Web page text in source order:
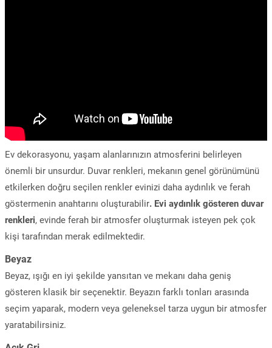
Ev dekorasyonu, yaşam alanlarınızın atmosferini belirleyen
önemli bir unsurdur. Duvar renkleri, mekanın genel görünümünü
etkilerken doğru seçilen renkler evinizi daha aydınlık ve ferah
göstermenin anahtarını oluşturabilir. Evi aydınlık gösteren duvar
renkleri, evinde ferah bir atmosfer oluşturmak isteyen pek çok
kişi tarafından merak edilmektedir.
Beyaz
Beyaz, ışığı en iyi şekilde yansıtan ve mekanı daha geniş
gösteren klasik bir seçenektir. Beyazın farklı tonları arasında
seçim yaparak, modern veya geleneksel tarza uygun bir atmosfer
yaratabilirsiniz.